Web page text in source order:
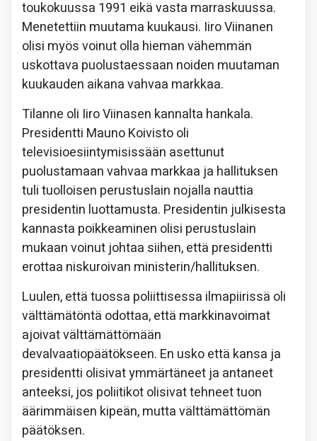
toukokuussa 1991 eikä vasta marraskuussa.
Menetettiin muutama kuukausi. Iiro Viinanen
olisi myös voinut olla hieman vähemmän
uskottava puolustaessaan noiden muutaman
kuukauden aikana vahvaa markkaa.
Tilanne oli Iiro Viinasen kannalta hankala.
Presidentti Mauno Koivisto oli
televisioesiintymisissään asettunut
puolustamaan vahvaa markkaa ja hallituksen
tuli tuolloisen perustuslain nojalla nauttia
presidentin luottamusta. Presidentin julkisesta
kannasta poikkeaminen olisi perustuslain
mukaan voinut johtaa siihen, että presidentti
erottaa niskuroivan ministerin/hallituksen.
Luulen, että tuossa poliittisessa ilmapiirissä oli
välttämätöntä odottaa, että markkinavoimat
ajoivat välttämättömään
devalvaatiopäätökseen. En usko että kansa ja
presidentti olisivat ymmärtäneet ja antaneet
anteeksi, jos poliitikot olisivat tehneet tuon
äärimmäisen kipeän, mutta välttämättömän
päätöksen.